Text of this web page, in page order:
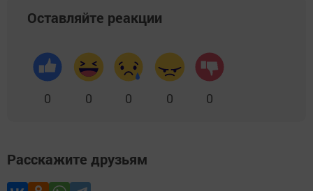
Оставляйте реакции
0 0 0 0 0
Расскажите друзьям